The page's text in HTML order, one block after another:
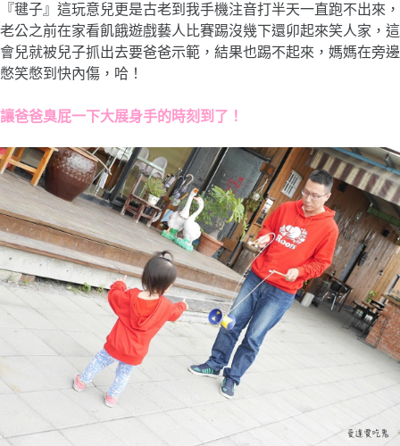
『毽子』這玩意兒更是古老到我手機注音打半天一直跑不出來，
老公之前在家看飢餓遊戲藝人比賽踢沒幾下還卯起來笑人家，這
會兒就被兒子抓出去要爸爸示範，結果也踢不起來，媽媽在旁邊
憋笑憋到快內傷，哈！
讓爸爸臭屁一下大展身手的時刻到了！